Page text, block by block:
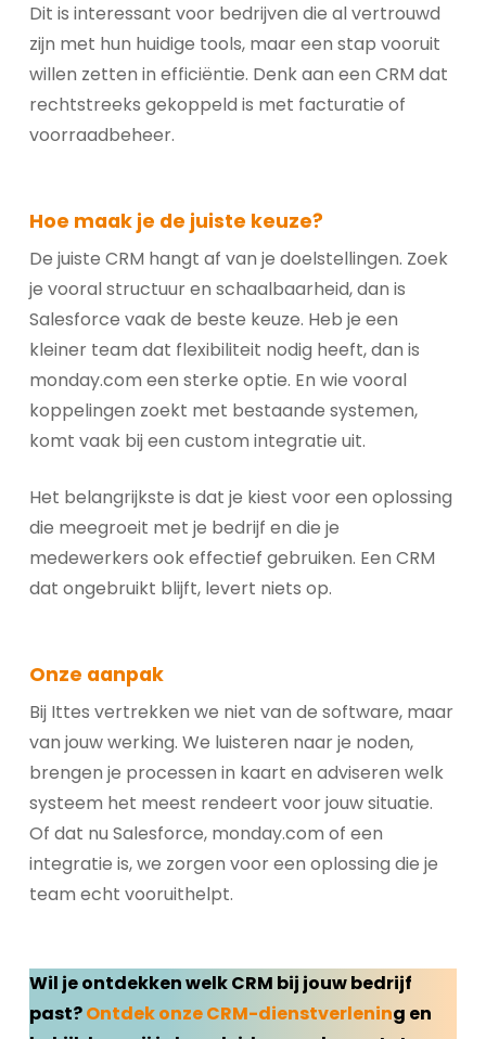
Dit is interessant voor bedrijven die al vertrouwd
zijn met hun huidige tools, maar een stap vooruit
willen zetten in efficiëntie. Denk aan een CRM dat
rechtstreeks gekoppeld is met facturatie of
voorraadbeheer.
Hoe maak je de juiste keuze?
De juiste CRM hangt af van je doelstellingen. Zoek
je vooral structuur en schaalbaarheid, dan is
Salesforce vaak de beste keuze. Heb je een
kleiner team dat flexibiliteit nodig heeft, dan is
monday.com een sterke optie. En wie vooral
koppelingen zoekt met bestaande systemen,
komt vaak bij een custom integratie uit.
Het belangrijkste is dat je kiest voor een oplossing
die meegroeit met je bedrijf en die je
medewerkers ook effectief gebruiken. Een CRM
dat ongebruikt blijft, levert niets op.
Onze aanpak
Bij Ittes vertrekken we niet van de software, maar
van jouw werking. We luisteren naar je noden,
brengen je processen in kaart en adviseren welk
systeem het meest rendeert voor jouw situatie.
Of dat nu Salesforce, monday.com of een
integratie is, we zorgen voor een oplossing die je
team echt vooruithelpt.
Wil je ontdekken welk CRM bij jouw bedrijf
past?Ontdek onze CRM-dienstverlening en